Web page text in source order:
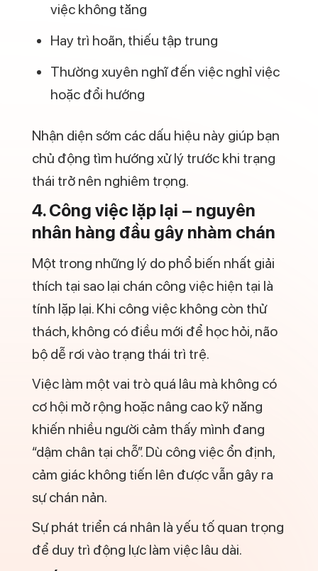
Sự phát triển cá nhân là yếu tố quan trọng
để duy trì động lực làm việc lâu dài.
5. Áp lực kéo dài và tình trạng
quá tải tinh thần
Không chỉ công việc nhàm chán, áp lực
kéo dài cũng là nguyên nhân khiến nhiều
người đặt câu hỏi tại sao lại chán công
việc hiện tại. Deadline, KPI, doanh số và
trách nhiệm liên tục khiến tinh thần luôn
trong trạng thái căng thẳng.
Khi không có đủ thời gian nghỉ ngơi và hồi
phục, cơ thể và tâm trí dễ rơi vào trạng
thái kiệt sức. Lúc này, cảm giác chán
không phải do ghét công việc, mà do bạn
đã tiêu hao quá nhiều năng lượng.
Nếu không được điều chỉnh kịp thời, áp
lực kéo dài có thể dẫn đến stress và
burnout.
Xem thêm:
Chán làm việc là gì?
Nguyên nhân, dấu hiệu và cách vượt
qua hiệu quả